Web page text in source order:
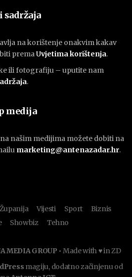
sadržaja
na korištenje onakvim kakav
premaUvjetima korištenja.
ili fotografiju – uputite nam
.
medija
našim medijima možete dobiti na
marketing@antenazadar.hr.
Županija Vijesti Sport
Biznis
Showbiz Tehno
MEDIA GROUP • Made with ♥ in ZD
magiju, dodatno začinjenu od